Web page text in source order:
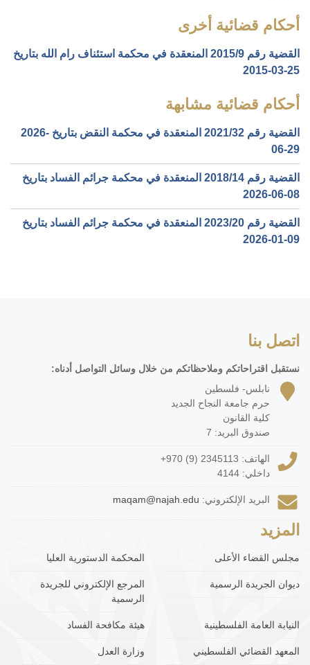
أحكام قضائية أخرى
القضية رقم ‎9‏/‎2015‏ المنعقدة في محكمة استئناف رام الله بتاريخ
‎2015-03-25‏
أحكام قضائية مشابهة
القضية رقم ‎32‏/‎2021‏ المنعقدة في محكمة النقض بتاريخ ‎2026-
06-29‏
القضية رقم ‎14‏/‎2018‏ المنعقدة في محكمة جرائم الفساد بتاريخ
‎2026-06-08‏
القضية رقم ‎20‏/‎2023‏ المنعقدة في محكمة جرائم الفساد بتاريخ
‎2026-01-09‏
اتصل بنا
نستقبل اقتراحاتكم وملاحظاتكم من خلال وسائل التواصل أدناه:
نابلس- فلسطين
حرم جامعة النجاح الجديد
كلية القانون
صندوق البريد: 7
الهاتف: +970 (9) 2345113
داخلي: 4144
البريد الإلكتروني: maqam@najah.edu
المزيد
مجلس القضاء الأعلى المحكمة الدستورية العليا
ديوان الجريدة الرسمية
المرجع الإلكتروني للجريدة
الرسمية
النيابة العامة الفلسطينية هيئة مكافحة الفساد
المعهد القضائي الفلسطيني وزارة العدل